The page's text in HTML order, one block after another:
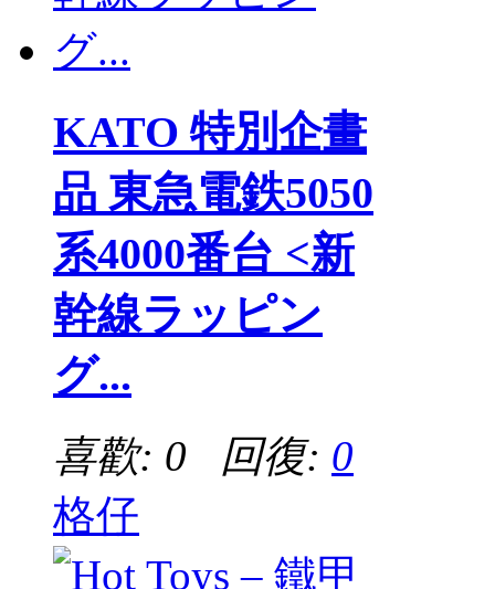
KATO 特別企畫
品 東急電鉄5050
系4000番台 <新
幹線ラッピン
グ...
喜歡: 0 回復: 0
格仔